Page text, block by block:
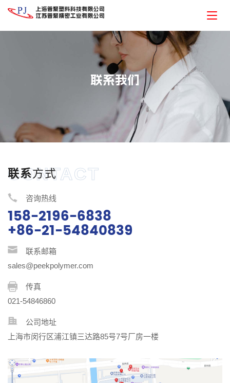
联系我们
联系方式
CONTACT
咨询热线
158-2196-6838
+86-21-54840839
联系邮箱
sales@peekpolymer.com
传真
021-54846860
公司地址
上海市闵行区浦江镇三达路85号7号厂房一楼